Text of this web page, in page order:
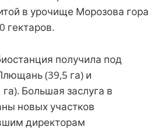
в урочище Морозова гора
гектаров.
получила под
(39,5 га) и
Большая заслуга в
новых участков
директорам